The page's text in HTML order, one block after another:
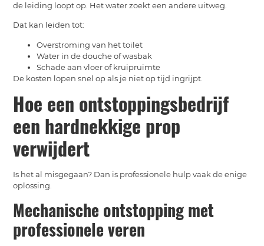
de leiding loopt op. Het water zoekt een andere uitweg.
Dat kan leiden tot:
Overstroming van het toilet
Water in de douche of wasbak
Schade aan vloer of kruipruimte
De kosten lopen snel op als je niet op tijd ingrijpt.
Hoe een ontstoppingsbedrijf
een hardnekkige prop
verwijdert
Is het al misgegaan? Dan is professionele hulp vaak de enige
oplossing.
Mechanische ontstopping met
professionele veren